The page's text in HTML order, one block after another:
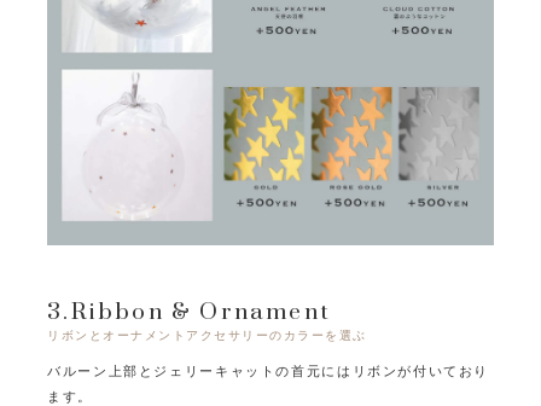
3.Ribbon & Ornament
リボンとオーナメントアクセサリーのカラーを選ぶ
バルーン上部とジェリーキャットの首元にはリボンが付いており
ます。